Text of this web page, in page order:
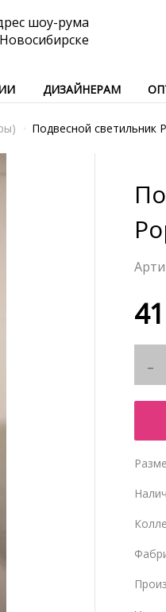
шоу-рума
ДИЗАЙНЕРАМ
Подвесной светильник